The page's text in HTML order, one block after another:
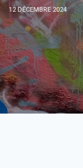
12 DÉCEMBRE 2024